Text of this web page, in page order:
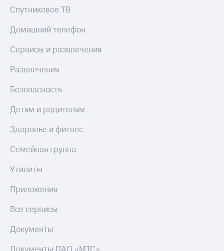
Спутниковое ТВ
Домашний телефон
Сервисы и развлечения
Развлечения
Безопасность
Детям и родителям
Здоровье и фитнес
Семейная группа
Утилиты
Приложения
Все сервисы
Документы